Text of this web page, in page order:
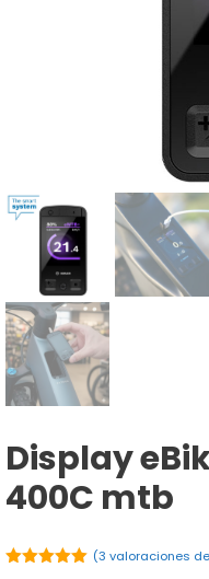
Display
400C mtb
(3 valoraciones